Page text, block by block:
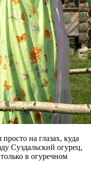
на глазах, куда
Суздальский огурец,
в огуречном